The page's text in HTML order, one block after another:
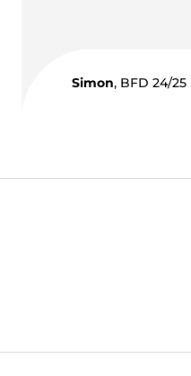
Simon, BFD 24/25